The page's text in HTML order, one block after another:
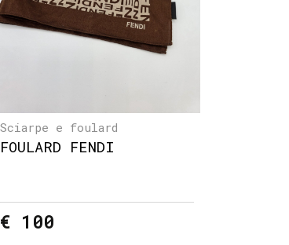
Sciarpe e foulard
FOULARD FENDI
€ 100